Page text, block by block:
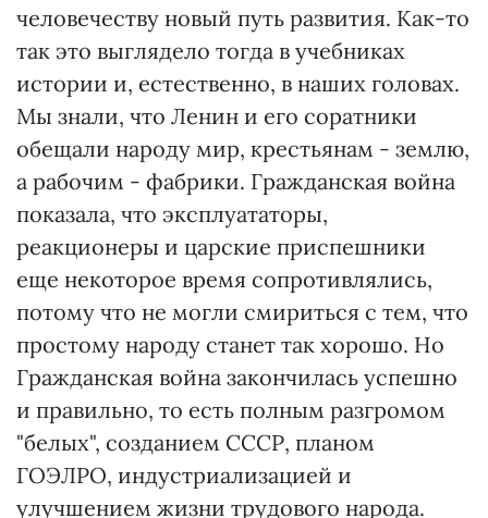
человечеству новый путь развития. Как-то
так это выглядело тогда в учебниках
истории и, естественно, в наших головах.
Мы знали, что Ленин и его соратники
обещали народу мир, крестьянам - землю,
а рабочим - фабрики. Гражданская война
показала, что эксплуататоры,
реакционеры и царские приспешники
еще некоторое время сопротивлялись,
потому что не могли смириться с тем, что
простому народу станет так хорошо. Но
Гражданская война закончилась успешно
и правильно, то есть полным разгромом
"белых", созданием СССР, планом
ГОЭЛРО, индустриализацией и
улучшением жизни трудового народа.